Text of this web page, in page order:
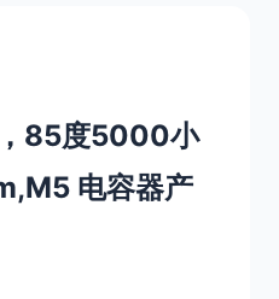
85度5000小
电容器产